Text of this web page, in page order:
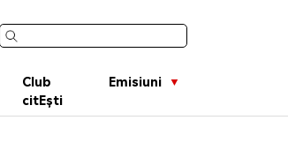
Club
citEști
Emisiuni